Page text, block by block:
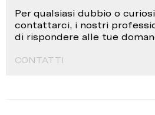
Per qualsiasi dubbio o
contattarci, i nostri
di rispondere alle tue
CONTATTI